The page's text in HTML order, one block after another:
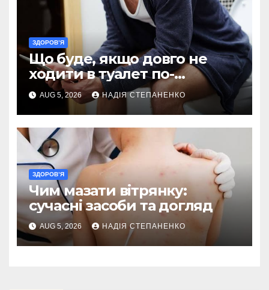
ЗДОРОВ’Я
Що буде, якщо довго не
ходити в туалет по-
великому
AUG 5, 2026 НАДІЯ СТЕПАНЕНКО
ЗДОРОВ’Я
Чим мазати вітрянку:
сучасні засоби та догляд
AUG 5, 2026 НАДІЯ СТЕПАНЕНКО